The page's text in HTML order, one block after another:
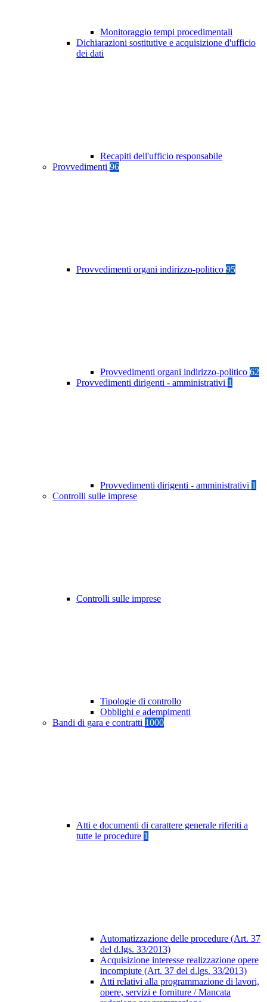
Monitoraggio tempi procedimentali
Dichiarazioni sostitutive e acquisizione d'ufficio
dei dati
Recapiti dell'ufficio responsabile
Provvedimenti 96
Provvedimenti organi indirizzo-politico 95
Provvedimenti organi indirizzo-politico 62
Provvedimenti dirigenti - amministrativi 1
Provvedimenti dirigenti - amministrativi 1
Controlli sulle imprese
Controlli sulle imprese
Tipologie di controllo
Obblighi e adempimenti
Bandi di gara e contratti 1000
Atti e documenti di carattere generale riferiti a
tutte le procedure 1
Automatizzazione delle procedure (Art. 37
del d.lgs. 33/2013)
Acquisizione interesse realizzazione opere
incompiute (Art. 37 del d.lgs. 33/2013)
Atti relativi alla programmazione di lavori,
opere, servizi e forniture / Mancata